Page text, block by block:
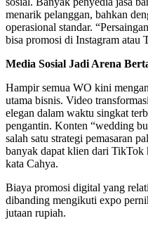
menarik pelanggan, bahkan
operasional standar.
bisa promosi di Instagram atau
Media Sosial Jadi Arena
Hampir semua WO kini
utama bisnis. Video
elegan dalam waktu singkat
pengantin. Konten “wedding
salah satu strategi pemasaran
banyak dapat klien dari TikTok
kata Cahya.
Biaya promosi digital yang
dibanding mengikuti expo
jutaan rupiah.